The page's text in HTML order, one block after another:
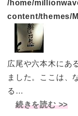
/home/
content/themes/
広尾や六本木にあ
ました。ここは、
る…
続きを読む >>